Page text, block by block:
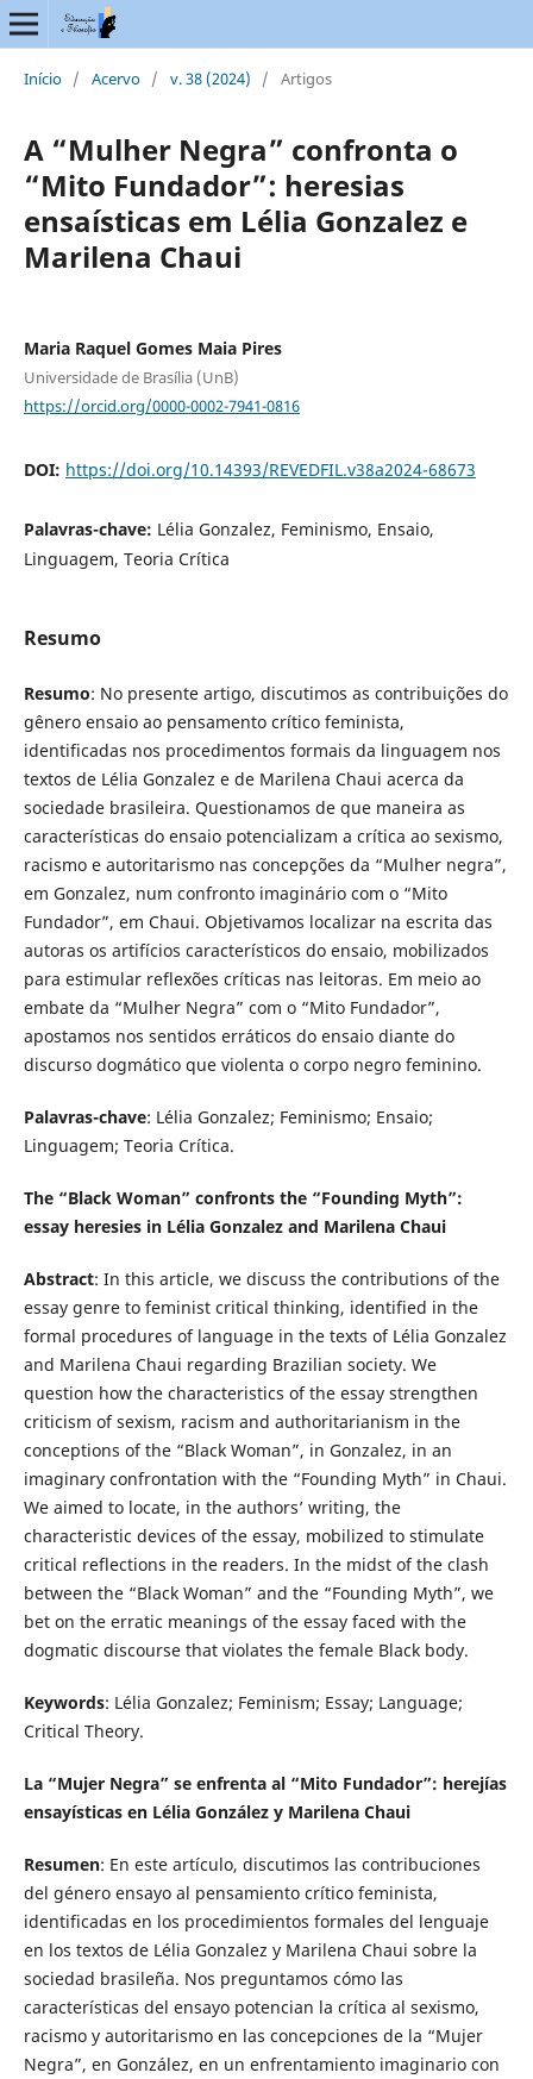
Início / Acervo / v. 38 (2024) / Artigos
A “Mulher Negra” confronta o
“Mito Fundador”: heresias
ensaísticas em Lélia Gonzalez e
Marilena Chaui
Maria Raquel Gomes Maia Pires
Universidade de Brasília (UnB)
https://orcid.org/0000-0002-7941-0816
DOI: https://doi.org/10.14393/REVEDFIL.v38a2024-68673
Palavras-chave: Lélia Gonzalez, Feminismo, Ensaio,
Linguagem, Teoria Crítica
Resumo
Resumo: No presente artigo, discutimos as contribuições do
gênero ensaio ao pensamento crítico feminista,
identificadas nos procedimentos formais da linguagem nos
textos de Lélia Gonzalez e de Marilena Chaui acerca da
sociedade brasileira. Questionamos de que maneira as
características do ensaio potencializam a crítica ao sexismo,
racismo e autoritarismo nas concepções da “Mulher negra”,
em Gonzalez, num confronto imaginário com o “Mito
Fundador”, em Chaui. Objetivamos localizar na escrita das
autoras os artifícios característicos do ensaio, mobilizados
para estimular reflexões críticas nas leitoras. Em meio ao
embate da “Mulher Negra” com o “Mito Fundador”,
apostamos nos sentidos erráticos do ensaio diante do
discurso dogmático que violenta o corpo negro feminino.
Palavras-chave: Lélia Gonzalez; Feminismo; Ensaio;
Linguagem; Teoria Crítica.
The “Black Woman” confronts the “Founding Myth”:
essay heresies in Lélia Gonzalez and Marilena Chaui
Abstract: In this article, we discuss the contributions of the
essay genre to feminist critical thinking, identified in the
formal procedures of language in the texts of Lélia Gonzalez
and Marilena Chaui regarding Brazilian society. We
question how the characteristics of the essay strengthen
criticism of sexism, racism and authoritarianism in the
conceptions of the “Black Woman”, in Gonzalez, in an
imaginary confrontation with the “Founding Myth” in Chaui.
We aimed to locate, in the authors’ writing, the
characteristic devices of the essay, mobilized to stimulate
critical reflections in the readers. In the midst of the clash
between the “Black Woman” and the “Founding Myth”, we
bet on the erratic meanings of the essay faced with the
dogmatic discourse that violates the female Black body.
Keywords: Lélia Gonzalez; Feminism; Essay; Language;
Critical Theory.
La “Mujer Negra” se enfrenta al “Mito Fundador”: herejías
ensayísticas en Lélia González y Marilena Chaui
Resumen: En este artículo, discutimos las contribuciones
del género ensayo al pensamiento crítico feminista,
identificadas en los procedimientos formales del lenguaje
en los textos de Lélia Gonzalez y Marilena Chaui sobre la
sociedad brasileña. Nos preguntamos cómo las
características del ensayo potencian la crítica al sexismo,
racismo y autoritarismo en las concepciones de la “Mujer
Negra”, en González, en un enfrentamiento imaginario con